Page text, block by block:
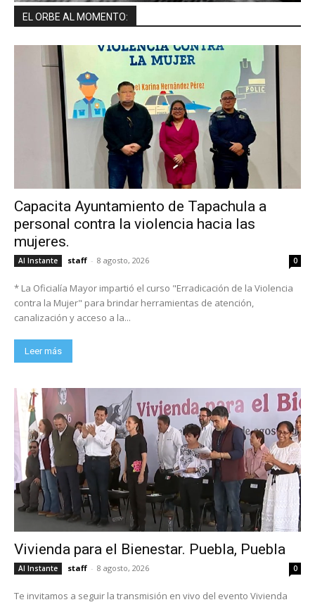
EL ORBE AL MOMENTO:
Capacita Ayuntamiento de Tapachula a
personal contra la violencia hacia las
mujeres.
Al Instante staff - 8 agosto, 2026 0
* La Oficialía Mayor impartió el curso "Erradicación de la Violencia
contra la Mujer" para brindar herramientas de atención,
canalización y acceso a la...
Leer más
Vivienda para el Bienestar. Puebla, Puebla
Al Instante staff - 8 agosto, 2026 0
Te invitamos a seguir la transmisión en vivo del evento Vivienda